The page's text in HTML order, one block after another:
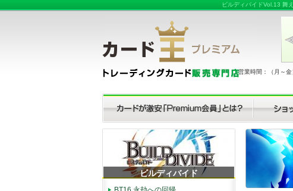
ビルディバイドVol.13 舞
営業時間：（月～
ビルディバイド